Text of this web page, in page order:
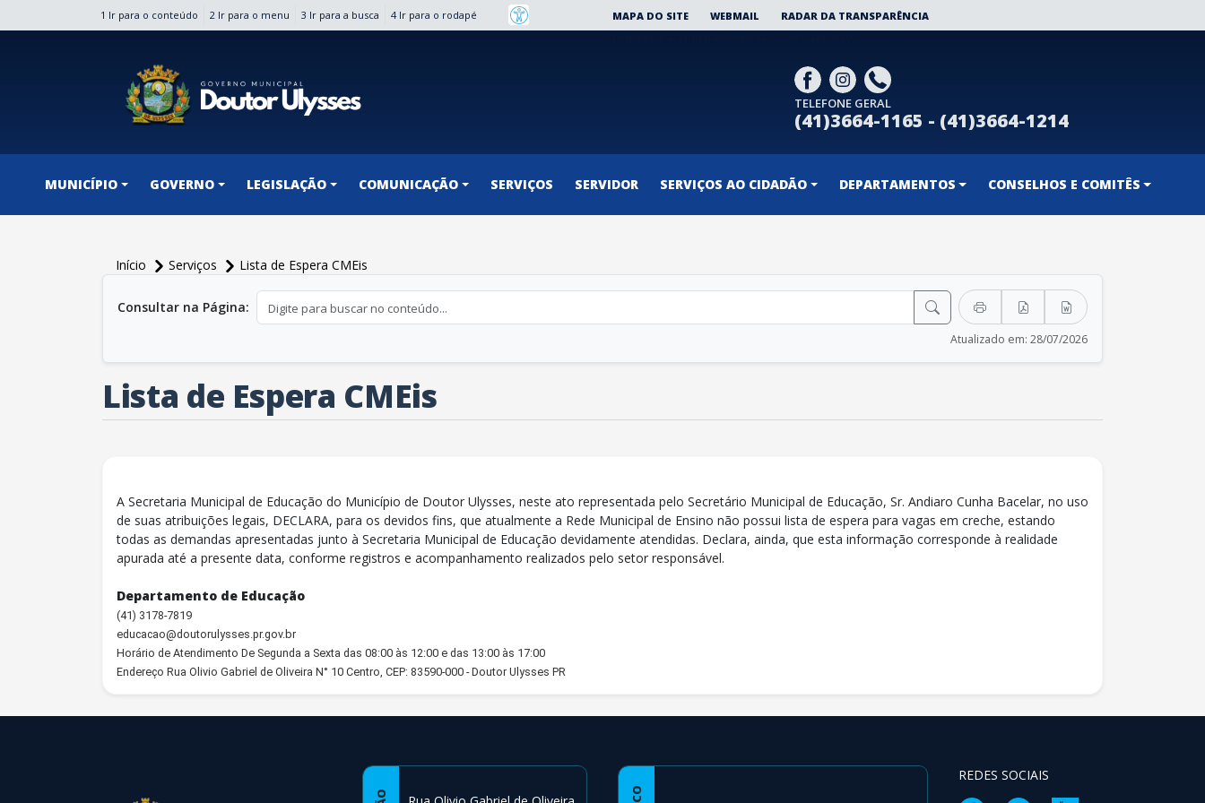
1 Ir para o conteúdo 2 Ir para o menu 3 Ir para a busca 4 Ir para o rodapé MAPA DO SITE WEBMAIL
RADAR DA TRANSPARÊNCIA
TELEFONE GERAL
(41)3664-1165 - (41)3664-1214
MUNICÍPIO GOVERNO LEGISLAÇÃO COMUNICAÇÃO SERVIÇOS SERVIDOR SERVIÇOS AO CIDADÃO DEPARTAMENTOS CONSELHOS E COMITÊS
Início Serviços
Lista de Espera CMEis
Consultar na Página:
Atualizado em: 28/07/2026
Lista de Espera CMEis
A Secretaria Municipal de Educação do Município de Doutor Ulysses, neste ato representada pelo Secretário Municipal de Educação, Sr. Andiaro Cunha Bacelar, no uso
de suas atribuições legais, DECLARA, para os devidos fins, que atualmente a Rede Municipal de Ensino não possui lista de espera para vagas em creche, estando
todas as demandas apresentadas junto à Secretaria Municipal de Educação devidamente atendidas. Declara, ainda, que esta informação corresponde à realidade
apurada até a presente data, conforme registros e acompanhamento realizados pelo setor responsável.
Departamento de Educação
(41) 3178-7819
educacao@doutorulysses.pr.gov.br
Horário de Atendimento De Segunda a Sexta das 08:00 às 12:00 e das 13:00 às 17:00
Endereço Rua Olivio Gabriel de Oliveira N° 10 Centro, CEP: 83590-000 - Doutor Ulysses PR
REDES SOCIAIS